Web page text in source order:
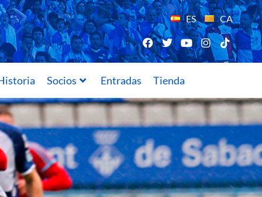
ES CA
Socios Entradas Tienda